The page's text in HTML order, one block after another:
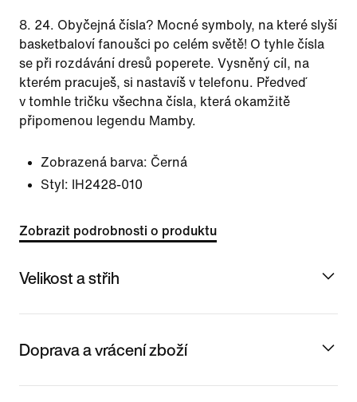
8. 24. Obyčejná čísla? Mocné symboly, na které slyší
basketbaloví fanoušci po celém světě! O tyhle čísla
se při rozdávání dresů poperete. Vysněný cíl, na
kterém pracuješ, si nastavíš v telefonu. Předveď
v tomhle tričku všechna čísla, která okamžitě
připomenou legendu Mamby.
Zobrazená barva: Černá
Styl:
IH2428-010
Zobrazit podrobnosti o produktu
Velikost a střih
Doprava a vrácení zboží